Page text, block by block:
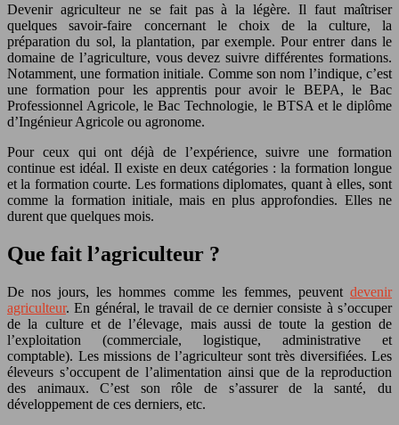
Devenir agriculteur ne se fait pas à la légère. Il faut maîtriser
quelques savoir-faire concernant le choix de la culture, la
préparation du sol, la plantation, par exemple. Pour entrer dans le
domaine de l’agriculture, vous devez suivre différentes formations.
Notamment, une formation initiale. Comme son nom l’indique, c’est
une formation pour les apprentis pour avoir le BEPA, le Bac
Professionnel Agricole, le Bac Technologie, le BTSA et le diplôme
d’Ingénieur Agricole ou agronome.
Pour ceux qui ont déjà de l’expérience, suivre une formation
continue est idéal. Il existe en deux catégories : la formation longue
et la formation courte. Les formations diplomates, quant à elles, sont
comme la formation initiale, mais en plus approfondies. Elles ne
durent que quelques mois.
Que fait l’agriculteur ?
De nos jours, les hommes comme les femmes, peuvent devenir
agriculteur. En général, le travail de ce dernier consiste à s’occuper
de la culture et de l’élevage, mais aussi de toute la gestion de
l’exploitation (commerciale, logistique, administrative et
comptable). Les missions de l’agriculteur sont très diversifiées. Les
éleveurs s’occupent de l’alimentation ainsi que de la reproduction
des animaux. C’est son rôle de s’assurer de la santé, du
développement de ces derniers, etc.